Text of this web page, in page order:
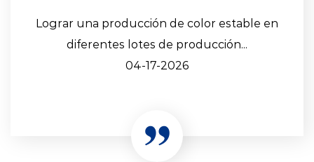
Lograr una producción de color estable en
diferentes lotes de producción...
04-17-2026